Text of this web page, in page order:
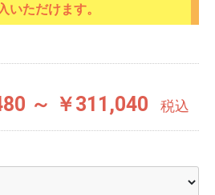
いただけます。
～ ￥311,040 税込